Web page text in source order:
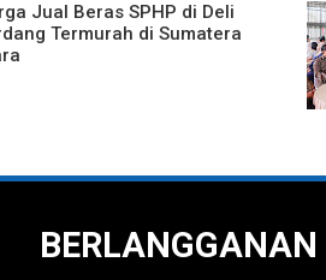
Jual Beras SPHP di Deli
Termurah di Sumatera
BERLANGGANAN